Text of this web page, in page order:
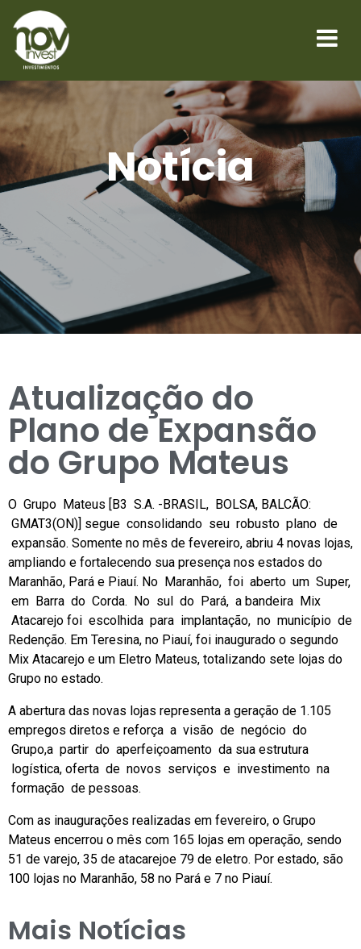
Notícia
Atualização do
Plano de Expansão
do Grupo Mateus
O Grupo Mateus [B3 S.A. -BRASIL, BOLSA, BALCÃO:
GMAT3(ON)] segue consolidando seu robusto plano de
expansão. Somente no mês de fevereiro, abriu 4 novas lojas,
ampliando e fortalecendo sua presença nos estados do
Maranhão, Pará e Piauí. No Maranhão, foi aberto um Super,
em Barra do Corda. No sul do Pará, a bandeira Mix
Atacarejo foi escolhida para implantação, no município de
Redenção. Em Teresina, no Piauí, foi inaugurado o segundo
Mix Atacarejo e um Eletro Mateus, totalizando sete lojas do
Grupo no estado.
A abertura das novas lojas representa a geração de 1.105
empregos diretos e reforça a visão de negócio do
Grupo,a partir do aperfeiçoamento da sua estrutura
logística, oferta de novos serviços e investimento na
formação de pessoas.
Com as inaugurações realizadas em fevereiro, o Grupo
Mateus encerrou o mês com 165 lojas em operação, sendo
51 de varejo, 35 de atacarejoe 79 de eletro. Por estado, são
100 lojas no Maranhão, 58 no Pará e 7 no Piauí.
Mais Notícias